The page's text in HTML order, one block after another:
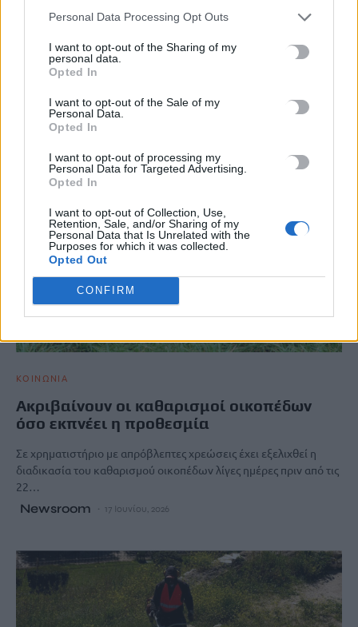
Personal Data Processing Opt Outs
I want to opt-out of the Sharing of my
personal data.
Opted In
I want to opt-out of the Sale of my
Personal Data.
Opted In
I want to opt-out of processing my
Personal Data for Targeted Advertising.
Opted In
I want to opt-out of Collection, Use,
Retention, Sale, and/or Sharing of my
Personal Data that Is Unrelated with the
Purposes for which it was collected.
Opted Out
CONFIRM
ακαθάριστα οικόπεδα – Τα πρόστιμα για
Σύσκεψη εργασίας με τους Αντιδημάρχους Πολιτικής
Προστασίας όλων των Δήμων της Αττικής πραγματοποίησε
σήμερα ο Υπουργός Κλιματικής Κρίσης…
Newsroom 17 Ιουνίου, 2026
ΚΟΙΝΩΝΙΑ
Ακριβαίνουν οι καθαρισμοί οικοπέδων
όσο εκπνέει η προθεσμία
Σε χρηματιστήριο με απρόβλεπτες χρεώσεις έχει εξελιχθεί η
διαδικασία του καθαρισμού οικοπέδων λίγες ημέρες πριν από τις
22…
Newsroom 17 Ιουνίου, 2026